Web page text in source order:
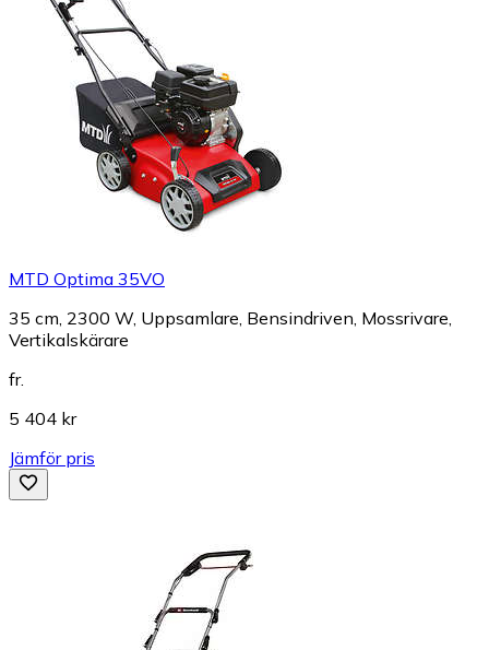
MTD Optima 35VO
35 cm, 2300 W, Uppsamlare, Bensindriven, Mossrivare,
Vertikalskärare
fr.
5 404 kr
Jämför pris